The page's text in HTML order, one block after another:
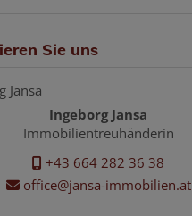
Sie uns
Ingeborg Jansa
Immobilientreuhänderin
+43 664 282 36 38
office@jansa-immobilien.at